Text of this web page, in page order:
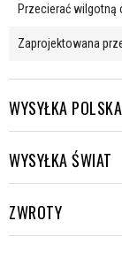
Przecierać wilgotną
Zaprojektowana
WYSYŁKA POLSKA
Wysyłamy paczki w
Wysyłka darmo od
WYSYŁKA ŚWIAT
EUROPA
ZWROTY